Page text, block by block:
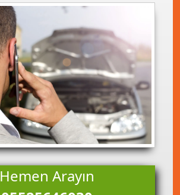
Hemen Arayın